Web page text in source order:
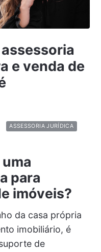
e venda de
ASSESSORIA JURÍDICA
para
imóveis?
da casa própria
imobiliário, é
de